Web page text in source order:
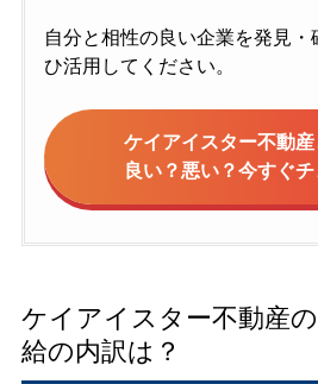
自分と相性の良い企業を発見
ひ活用してください。
ケイアイスター不動
良い？悪い？今すぐチ
ケイアイスター不動産
給の内訳は？